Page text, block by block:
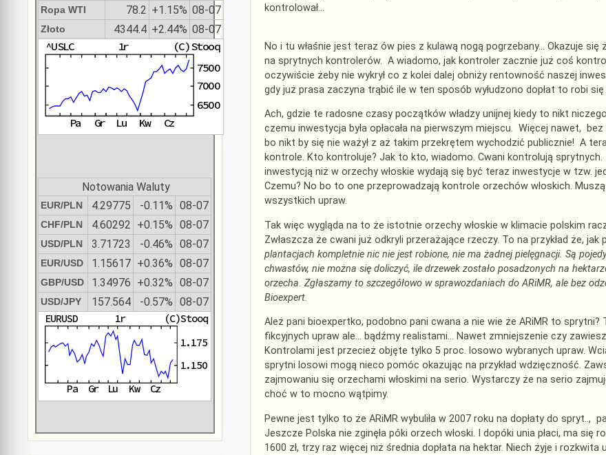
kontrolował…
No i tu właśnie jest teraz ów pies z kulawą nogą pogrzebany… Okazuje się
na sprytnych kontrolerów. A wiadomo, jak kontroler zacznie już coś
oczywiście żeby nie wykrył co z kolei dalej obniży rentowność naszej
gdy już prasa zaczyna trąbić ile w ten sposób wyłudzono dopłat to robi się
Ach, gdzie te radosne czasy początków władzy unijnej kiedy to nikt
czemu inwestycja była opłacała na pierwszym miejscu. Więcej nawet, bez
bo nikt by się nie ważył z aż takim przekrętem wychodzić publicznie! A
kontrole. Kto kontroluje? Jak to kto, wiadomo. Cwani kontrolują
inwestycją niż w orzechy włoskie wydają się być teraz inwestycje w tzw.
Czemu? No bo to one przeprowadzają kontrole orzechów włoskich.
wszystkich upraw.
Tak więc wygląda na to że istotnie orzechy włoskie w klimacie polskim
Zwłaszcza że cwani już odkryli przerażające rzeczy. To na przykład że, jak
plantacjach kompletnie nic nie jest robione, nie ma żadnej pielęgnacji. Są
chwastów, nie można się doliczyć, ile drzewek zostało posadzonych na
orzecha. Zgłaszamy to szczegółowo w sprawozdaniach do ARiMR, ale bez
Bioexpert.
Ależ pani bioexpertko, podobno pani cwana a nie wie że ARiMR to
fikcyjnych upraw ale… bądźmy realistami… Nawet zmniejszenie czy
Kontrolami jest przecież objęte tylko 5 proc. losowo wybranych upraw.
sprytni losowi mogą nieco pomóc okazując na przykład wdzięczność.
zajmowaniu się orzechami włoskimi na serio. Wystarczy że na serio
choć w to mocno wątpimy.
Pewne jest tylko to że ARiMR wybuliła w 2007 roku na dopłaty do spryt..,
Jeszcze Polska nie zginęła póki orzech włoski. I dopóki unia płaci, ma
1600 zł, trzy raz więcej niż średnia dopłata na hektar. Niech żyje i
Ropa WTI 78.2 +1.15% 08-07
Złoto 4344.4 +2.44% 08-07
Notowania Waluty
EUR/PLN 4.29775 -0.11% 08-07
CHF/PLN 4.60292 +0.15% 08-07
USD/PLN 3.71723 -0.46% 08-07
EUR/USD 1.15617 +0.36% 08-07
GBP/USD 1.34976 +0.32% 08-07
USD/JPY 157.564 -0.57% 08-07